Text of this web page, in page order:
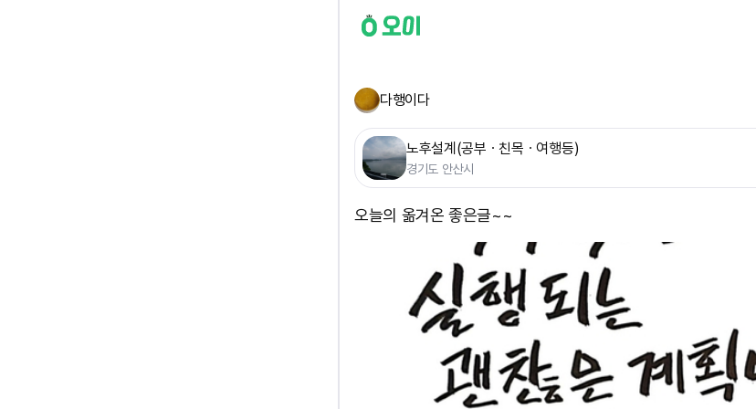
다행이다
노후설계(공부ㆍ친목ㆍ여행등)
경기도 안산시
오늘의 옮겨온 좋은글~~